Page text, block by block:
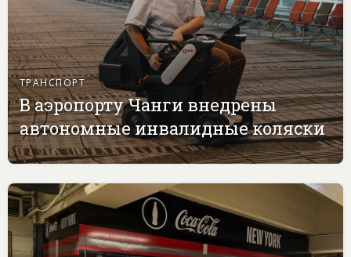
ТРАНСПОРТ
В аэропорту Чанги внедрены
автономные инвалидные коляски